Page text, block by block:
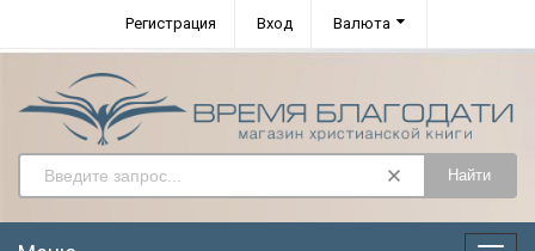
Регистрация Вход Валюта
Найти